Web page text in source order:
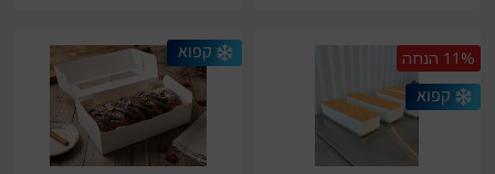
11% הנחה